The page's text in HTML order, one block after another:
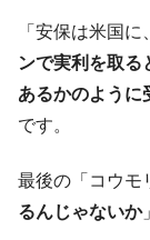
「安保は米国
ンで実利を取る
あるかのように
です。
最後の「コウモ
るんじゃないか